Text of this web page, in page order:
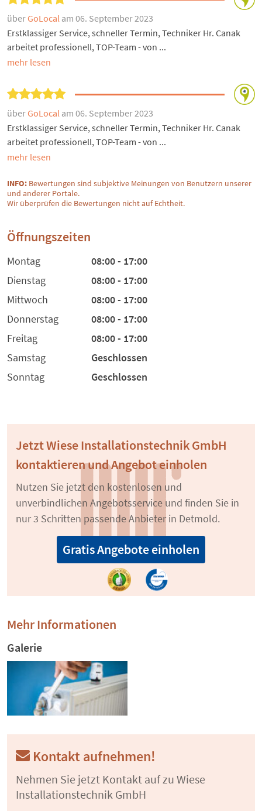
überGoLocal am 06. September 2023
Erstklassiger Service, schneller Termin, Techniker Hr. Canak
arbeitet professionell, TOP-Team - von ...
mehr lesen
überGoLocal am 06. September 2023
Erstklassiger Service, schneller Termin, Techniker Hr. Canak
arbeitet professionell, TOP-Team - von ...
mehr lesen
INFO: Bewertungen sind subjektive Meinungen von Benutzern unserer
und anderer Portale.
Wir überprüfen die Bewertungen nicht auf Echtheit.
Öffnungszeiten
Montag
08:00 - 17:00
Dienstag
08:00 - 17:00
Mittwoch
08:00 - 17:00
Donnerstag
08:00 - 17:00
Freitag
08:00 - 17:00
Samstag
Geschlossen
Sonntag
Geschlossen
Jetzt Wiese Installationstechnik GmbH
kontaktieren und Angebot einholen
Nutzen Sie jetzt den kostenlosen und
unverbindlichen Angebotsservice und finden Sie in
nur 3 Schritten passende Anbieter in Detmold.
Gratis Angebote einholen
Mehr Informationen
Galerie
Kontakt aufnehmen!
Nehmen Sie jetzt Kontakt auf zu Wiese
Installationstechnik GmbH